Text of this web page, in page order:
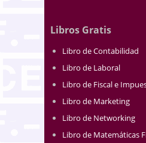
Libros Gratis
Libro de Contabilidad
Libro de Laboral
Libro de Fiscal e
Libro de Marketing
Libro de Networking
Libro de Matemáticas